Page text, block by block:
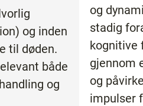
og inden
til døden.
både
og
og
stadig
kognitive
gjennom
og
impulser